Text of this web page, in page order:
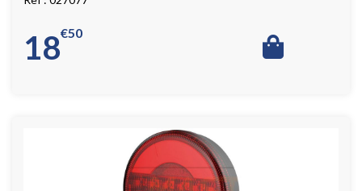
18 50
€